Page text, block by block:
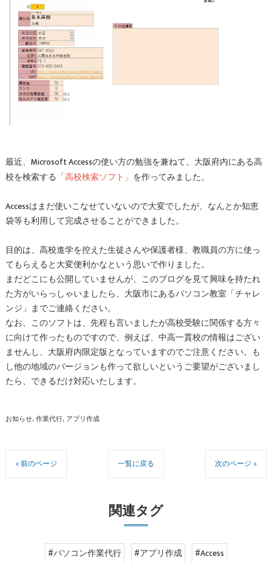
最近、Microsoft Accessの使い方の勉強を兼ねて、大阪府内にある高
校を検索する 「高校検索ソフト」 を作ってみました。
Accessはまだ使いこなせていないので大変でしたが、なんとか知恵
袋等も利用して完成させることができました。
目的は、高校進学を控えた生徒さんや保護者様、教職員の方に使っ
てもらえると大変便利かなという思いで作りました。
まだどこにも公開していませんが、このブログを見て興味を持たれ
た方がいらっしゃいましたら、大阪市にあるパソコン教室「チャレ
ンジ」までご連絡ください。
なお、このソフトは、先程も言いましたが高校受験に関係する方々
に向けて作ったものですので、例えば、中高一貫校の情報はござい
ませんし、大阪府内限定版となっていますのでご注意ください。も
し他の地域のバージョンも作って欲しいというご要望がございまし
たら、できるだけ対応いたします。
お知らせ 作業代行 アプリ作成
< 前のページ 一覧に戻る 次のページ >
関連タグ
#パソコン作業代行 #アプリ作成 #Access